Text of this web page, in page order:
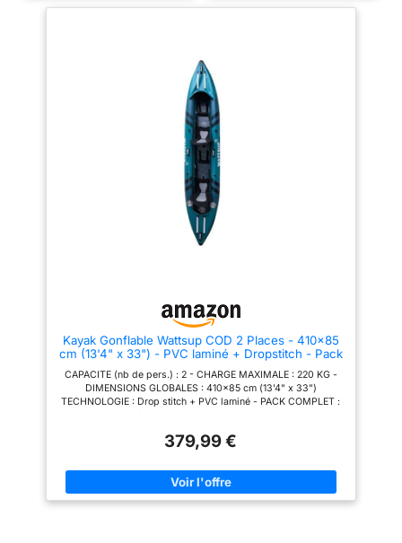
Kayak Gonflable Wattsup COD 2 Places - 410x85
cm (13'4" x 33") - PVC laminé + Dropstitch - Pack
CAPACITE (nb de pers.) : 2 - CHARGE MAXIMALE : 220 KG -
DIMENSIONS GLOBALES : 410x85 cm (13'4" x 33")
TECHNOLOGIE : Drop stitch + PVC laminé - PACK COMPLET :
rapidement car il est composé de 2 chambres à air. Le COD est
confort grâce à sa qualité de conception et ses sièges
réglables et ergonomiques. Le Wattsap COD est conseillé
aussi bien aux personnes débutantes qu'aux personnes
379,99 €